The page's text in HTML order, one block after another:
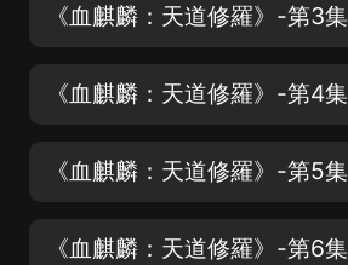
《血麒麟：天道修羅》-第3集
《血麒麟：天道修羅》-第4集
《血麒麟：天道修羅》-第5集
《血麒麟：天道修羅》-第6集